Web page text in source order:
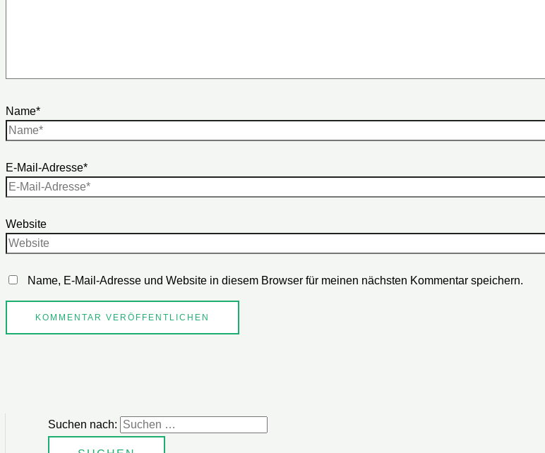
Name*
E-Mail-Adresse*
Website
Name, E-Mail-Adresse und Website in diesem Browser für meinen nächsten Kommentar speichern.
Suchen nach: